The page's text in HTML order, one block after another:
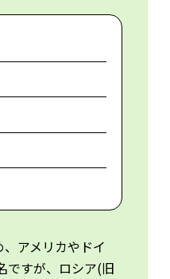
アメリカやドイ
ですが、ロシア(旧